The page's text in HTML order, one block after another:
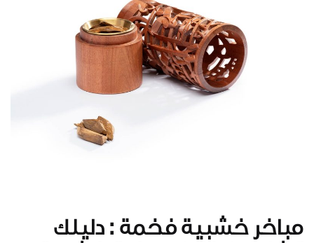
مباخر خشبية فخمة : دليلك